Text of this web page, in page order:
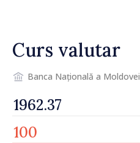
Curs valutar
Banca Națională a Moldovei